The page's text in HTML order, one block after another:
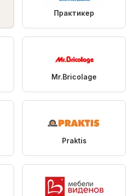
Практикер
Mr.Bricolage
Praktis